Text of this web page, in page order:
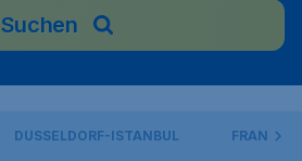
Suchen
DÜSSELDORF-ISTANBUL